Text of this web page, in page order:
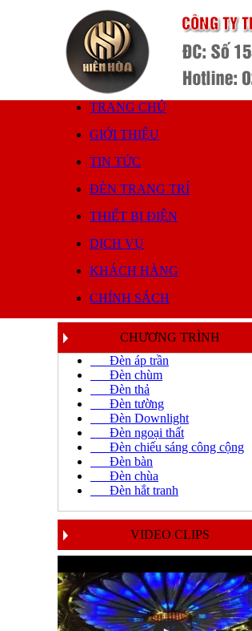
TRANG CHỦ
GIỚI THIỆU
TIN TỨC
ĐÈN TRANG TRÍ
THIẾT BỊ ĐIỆN
DỊCH VỤ
KHÁCH HÀNG
CHÍNH SÁCH
CHƯƠNG TRÌNH
Đèn áp trần
Đèn chùm
Đèn thả
Đèn tường
Đèn Downlight
Đèn ngoại thất
Đèn chiếu sáng công cộng
Đèn bàn
Đèn chùa
Đèn hắt tranh
VIDEO CLIPS